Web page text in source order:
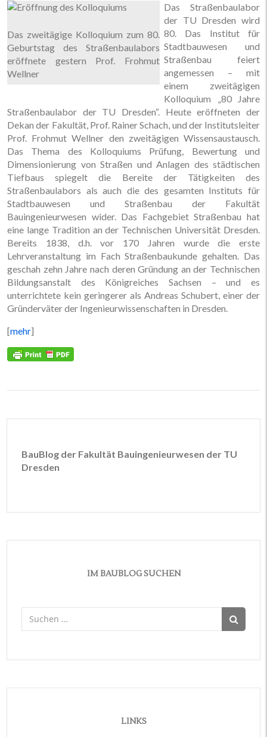
Das zweitägige Kolloquium zum 80.
Geburtstag des Straßenbaulabors
eröffnete gestern Prof. Frohmut
Wellner
Das Straßenbaulabor
der TU Dresden wird
80. Das Institut für
Stadtbauwesen und
Straßenbau feiert
angemessen – mit
einem zweitägigen
Kolloquium „80 Jahre
Straßenbaulabor der TU Dresden“. Heute eröffneten der
Dekan der Fakultät, Prof. Rainer Schach, und der Institutsleiter
Prof. Frohmut Wellner den zweitägigen Wissensaustausch.
Das Thema des Kolloquiums Prüfung, Bewertung und
Dimensionierung von Straßen und Anlagen des städtischen
Tiefbaus spiegelt die Bereite der Tätigkeiten des
Straßenbaulabors als auch die des gesamten Instituts für
Stadtbauwesen und Straßenbau der Fakultät
Bauingenieurwesen wider. Das Fachgebiet Straßenbau hat
eine lange Tradition an der Technischen Universität Dresden.
Bereits 1838, d.h. vor 170 Jahren wurde die erste
Lehrveranstaltung im Fach Straßenbaukunde gehalten. Das
geschah zehn Jahre nach deren Gründung an der Technischen
Bildungsanstalt des Königreiches Sachsen – und es
unterrichtete kein geringerer als Andreas Schubert, einer der
Gründerväter der Ingenieurwissenschaften in Dresden.
[mehr]
BauBlog der Fakultät Bauingenieurwesen der TU
Dresden
IM BAUBLOG SUCHEN
Suchen
nach:
LINKS